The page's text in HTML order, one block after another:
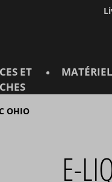
ET
OHIO
E-